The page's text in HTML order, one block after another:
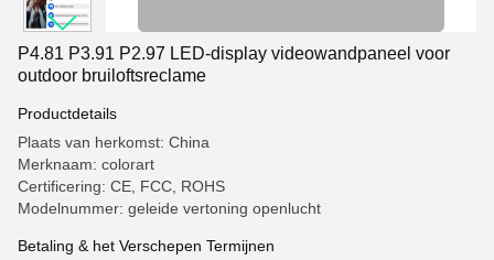
P4.81 P3.91 P2.97 LED-display videowandpaneel voor
outdoor bruiloftsreclame
Productdetails
Plaats van herkomst: China
Merknaam: colorart
Certificering: CE, FCC, ROHS
Modelnummer: geleide vertoning openlucht
Betaling & het Verschepen Termijnen